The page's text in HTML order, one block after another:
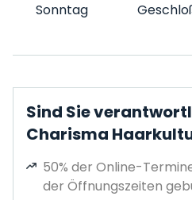
Sonntag
Sind Sie
Charisma
50% der Online-
der Öffnungszeiten